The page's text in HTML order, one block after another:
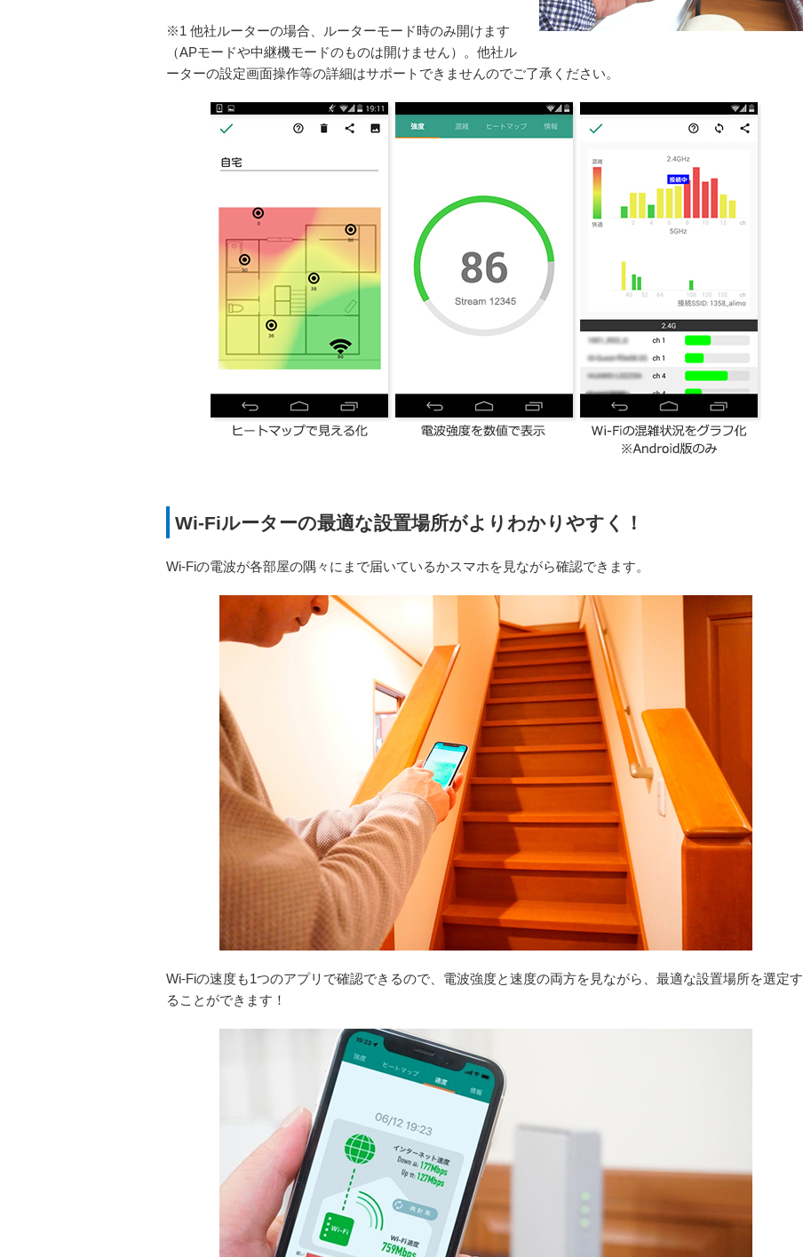
※1 他社ルーターの場合、ルーターモード時のみ開けます
（APモードや中継機モードのものは開けません）。他社ル
ーターの設定画面操作等の詳細はサポートできませんのでご了承ください。
Wi-Fiルーターの最適な設置場所がよりわかりやすく！
Wi-Fiの電波が各部屋の隅々にまで届いているかスマホを見ながら確認できます。
Wi-Fiの速度も1つのアプリで確認できるので、電波強度と速度の両方を見ながら、最適な設置場所を選定す
ることができます！